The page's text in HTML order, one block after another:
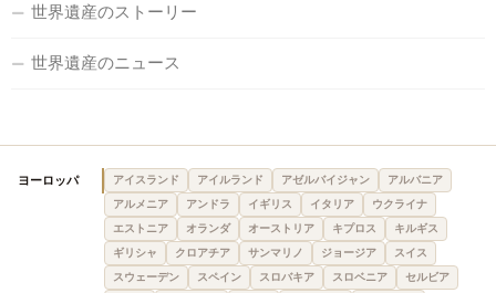
世界遺産のストーリー
世界遺産のニュース
ヨーロッパ アイスランド アイルランド アゼルバイジャン
アルバニア
アルメニア
アンドラ イギリス イタリア
ウクライナ
エストニア
オランダ オーストリア キプロス
キルギス
ギリシャ
クロアチア サンマリノ ジョージア
スイス
スウェーデン
スペイン スロバキア スロベニア
セルビア